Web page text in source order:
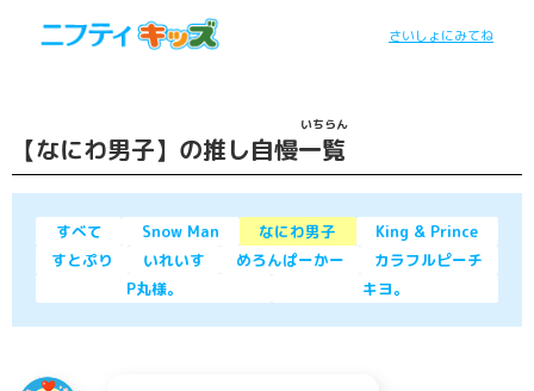
さいしょにみてね
【なにわ男子】の推し自慢一覧
いちらん
すべて Snow Man なにわ男子
King & Prince
すとぷり
いれいす めろんぱーかー
カラフルピーチ
P丸様。
キヨ。